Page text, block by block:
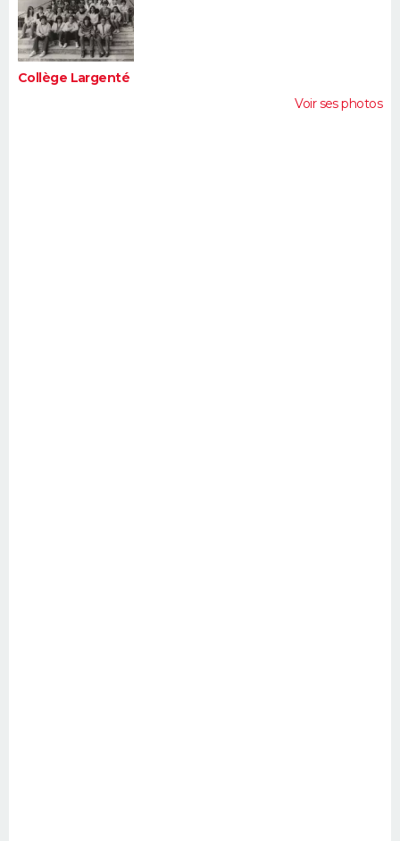
FORUM
Bricolage
Lifestyle
Culture
Sport
Auto
Television
Voyage
Cinema
Collège Largenté
Voir ses photos